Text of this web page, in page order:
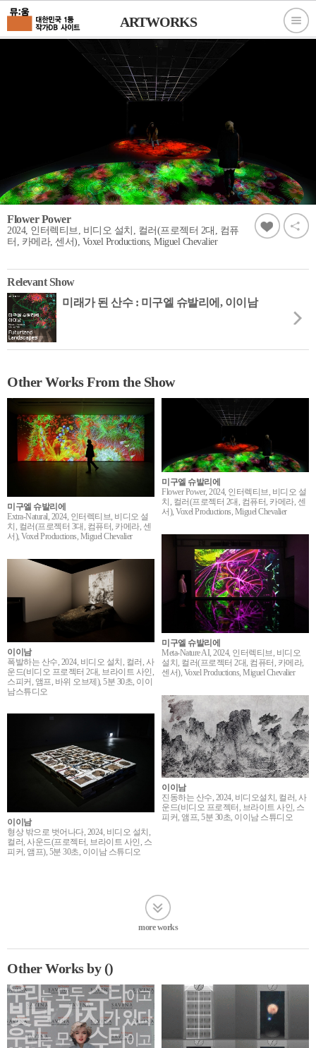
ARTWORKS
Flower Power
2024, 인터렉티브, 비디오 설치, 컬러(프로젝터 2대, 컴퓨
터, 카메라, 센서), Voxel Productions, Miguel Chevalier
Relevant Show
미래가 된 산수 : 미구엘 슈발리에, 이이남
Other Works From the Show
미구엘 슈발리에
Extra-Natural, 2024, 인터렉티브, 비디오 설
치, 컬러(프로젝터 3대, 컴퓨터, 카메라, 센
서), Voxel Productions, Miguel Chevalier
미구엘 슈발리에
Flower Power, 2024, 인터렉티브, 비디오 설
치, 컬러(프로젝터 2대, 컴퓨터, 카메라, 센
서), Voxel Productions, Miguel Chevalier
미구엘 슈발리에
Meta-Nature AI, 2024, 인터렉티브, 비디오
설치, 컬러(프로젝터 2대, 컴퓨터, 카메라,
센서), Voxel Productions, Miguel Chevalier
이이남
폭발하는 산수, 2024, 비디오 설치, 컬러, 사
운드(비디오 프로젝터 2대, 브라이트 사인,
스피커, 앰프, 바위 오브제), 5분 30초, 이이
남스튜디오
이이남
진동하는 산수, 2024, 비디오설치, 컬러, 사
운드(비디오 프로젝터, 브라이트 사인, 스
피커, 앰프, 5분 30초, 이이남 스튜디오
이이남
형상 밖으로 벗어나다, 2024, 비디오 설치,
컬러, 사운드(프로젝터, 브라이트 사인, 스
피커, 앰프), 5분 30초, 이이남 스튜디오
more works
Other Works by ()